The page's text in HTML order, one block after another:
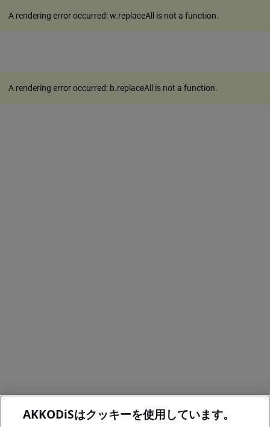
A rendering error occurred:w.replaceAll is not a function.
A rendering error occurred: b.replaceAll is not a function.
AKKODiSはクッキーを使用しています。